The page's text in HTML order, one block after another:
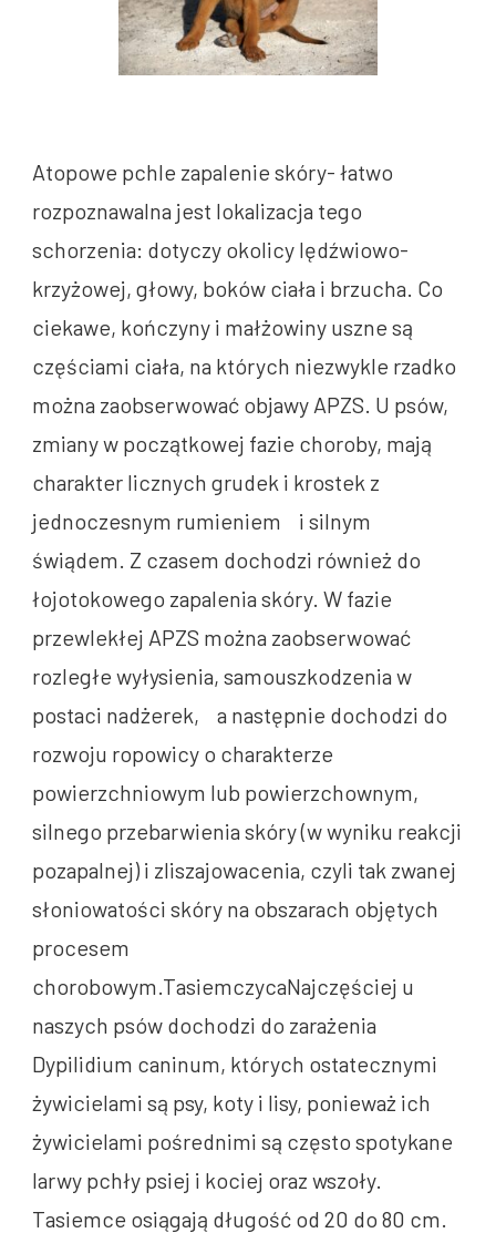
Atopowe pchle zapalenie skóry- łatwo
rozpoznawalna jest lokalizacja tego
schorzenia: dotyczy okolicy lędźwiowo-
krzyżowej, głowy, boków ciała i brzucha. Co
ciekawe, kończyny i małżowiny uszne są
częściami ciała, na których niezwykle rzadko
można zaobserwować objawy APZS. U psów,
zmiany w początkowej fazie choroby, mają
charakter licznych grudek i krostek z
jednoczesnym rumieniem i silnym
świądem. Z czasem dochodzi również do
łojotokowego zapalenia skóry. W fazie
przewlekłej APZS można zaobserwować
rozległe wyłysienia, samouszkodzenia w
postaci nadżerek, a następnie dochodzi do
rozwoju ropowicy o charakterze
powierzchniowym lub powierzchownym,
silnego przebarwienia skóry (w wyniku reakcji
pozapalnej) i zliszajowacenia, czyli tak zwanej
słoniowatości skóry na obszarach objętych
procesem
chorobowym.TasiemczycaNajczęściej u
naszych psów dochodzi do zarażenia
Dypilidium caninum, których ostatecznymi
żywicielami są psy, koty i lisy, ponieważ ich
żywicielami pośrednimi są często spotykane
larwy pchły psiej i kociej oraz wszoły.
Tasiemce osiągają długość od 20 do 80 cm.